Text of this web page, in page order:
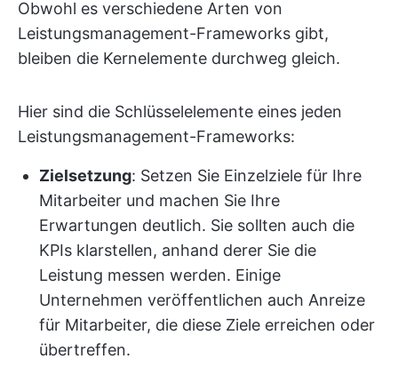
Obwohl es verschiedene Arten von
Leistungsmanagement-Frameworks gibt,
bleiben die Kernelemente durchweg gleich.
Hier sind die Schlüsselelemente eines jeden
Leistungsmanagement-Frameworks:
Zielsetzung: Setzen Sie Einzelziele für Ihre
Mitarbeiter und machen Sie Ihre
Erwartungen deutlich. Sie sollten auch die
KPIs klarstellen, anhand derer Sie die
Leistung messen werden. Einige
Unternehmen veröffentlichen auch Anreize
für Mitarbeiter, die diese Ziele erreichen oder
übertreffen.